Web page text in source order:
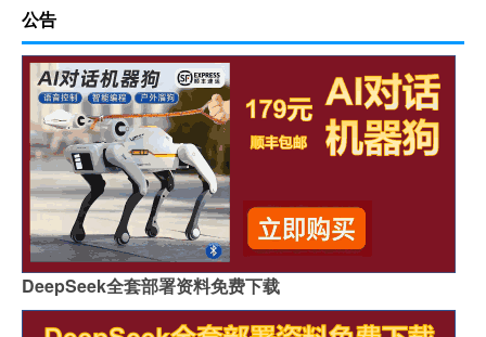
公告
DeepSeek全套部署资料免费下载